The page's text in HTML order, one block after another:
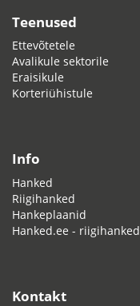
Teenused
Ettevõtetele
Avalikule sektorile
Eraisikule
Korteriühistule
Info
Hanked
Riigihanked
Hankeplaanid
Hanked.ee - riigihanked
Kontakt